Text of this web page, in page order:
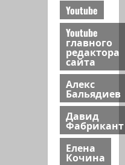
Youtube
Youtube
главного
редактора
сайта
Алекс
Бальядиев
Давид
Фабрикант
Елена
Кочина